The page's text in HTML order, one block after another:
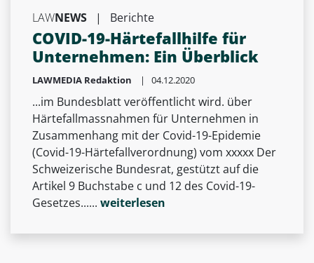
LAWNEWS | Berichte
COVID-19-Härtefallhilfe für
Unternehmen: Ein Überblick
LAWMEDIA Redaktion | 04.12.2020
...im Bundesblatt veröffentlicht wird. über
Härtefallmassnahmen für Unternehmen in
Zusammenhang mit der Covid-19-Epidemie
(Covid-19-Härtefallverordnung) vom xxxxx Der
Schweizerische Bundesrat, gestützt auf die
Artikel 9 Buchstabe c und 12 des Covid-19-
Gesetzes...... weiterlesen